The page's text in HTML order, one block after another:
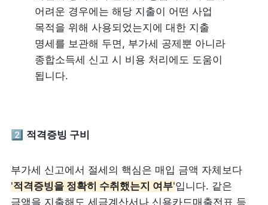
어려운 경우에는 해당 지출이 어떤 사업
목적을 위해 사용되었는지에 대한 지출
명세를 보관해 두면, 부가세 공제뿐 아니라
종합소득세 신고 시 비용 처리에도 도움이
됩니다.
2️⃣ 적격증빙 구비
부가세 신고에서 절세의 핵심은 매입 금액 자체보다
'적격증빙을 정확히 수취했는지 여부'입니다. 같은